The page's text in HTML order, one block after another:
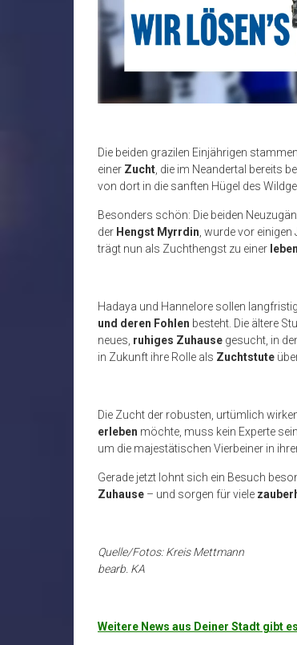
Die beiden grazilen Einjährigen
einer Zucht, die im Neandertal bereits
von dort in die sanften Hügel des
Besonders schön: Die beiden
der Hengst Myrrdin, wurde vor
trägt nun als Zuchthengst zu einer
Hadaya und Hannelore sollen
und deren Fohlen besteht. Die ältere
neues, ruhiges Zuhause gesucht, in
in Zukunft ihre Rolle als Zuchtstute
Die Zucht der robusten, urtümlich
erleben möchte, muss kein Experte
um die majestätischen Vierbeiner in
Gerade jetzt lohnt sich ein Besuch
Zuhause – und sorgen für viele
Quelle/Fotos: Kreis Mettmann
bearb. KA
Weitere News aus Deiner Stadt gibt